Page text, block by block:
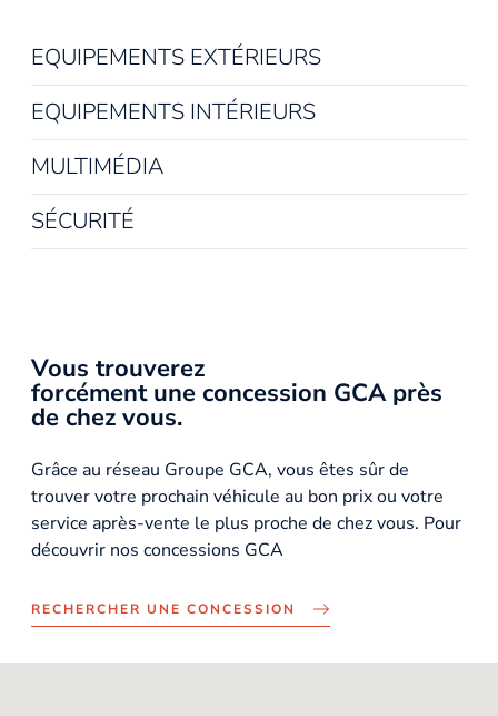
EQUIPEMENTS EXTÉRIEURS
EQUIPEMENTS INTÉRIEURS
MULTIMÉDIA
SÉCURITÉ
Vous trouverez
forcément une concession GCA près
de chez vous.
Grâce au réseau Groupe GCA, vous êtes sûr de
trouver votre prochain véhicule au bon prix ou votre
service après-vente le plus proche de chez vous. Pour
découvrir nos concessions GCA
RECHERCHER UNE CONCESSION